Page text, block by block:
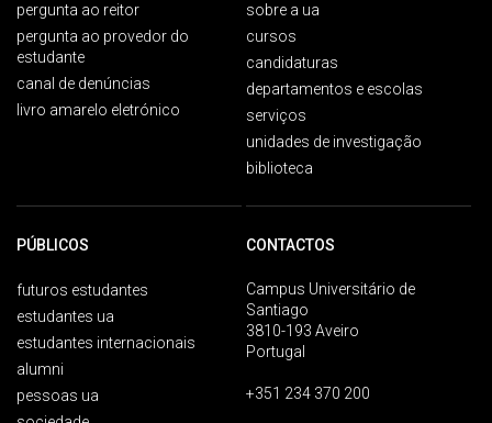
pergunta ao reitor
pergunta ao provedor do
estudante
canal de denúncias
livro amarelo eletrónico
sobre a ua
cursos
candidaturas
departamentos e escolas
serviços
unidades de investigação
biblioteca
PÚBLICOS
futuros estudantes
estudantes ua
estudantes internacionais
alumni
pessoas ua
CONTACTOS
Campus Universitário de
Santiago
3810-193 Aveiro
Portugal
+351 234 370 200